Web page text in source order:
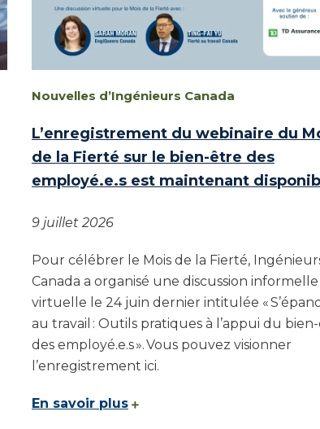
Nouvelles d’Ingénieurs Canada
L’enregistrement du webinaire du
de la Fierté sur le bien-être des
employé.e.s est maintenant
9 juillet 2026
Pour célébrer le Mois de la Fierté,
Canada a organisé une discussion informelle
virtuelle le 24 juin dernier intitulée «
au travail : Outils pratiques à l’appui du
des employé.e.s ». Vous pouvez visionner
l’enregistrement ici.
En savoir plus